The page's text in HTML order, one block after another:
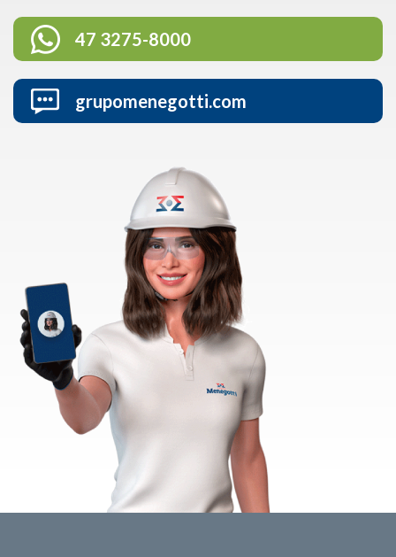
47 3275-8000
grupomenegotti.com